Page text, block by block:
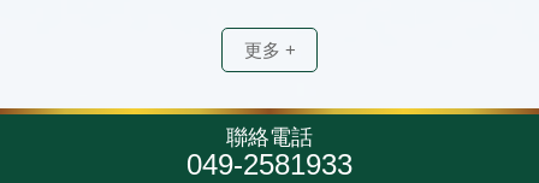
更多 +
聯絡電話
049-2581933